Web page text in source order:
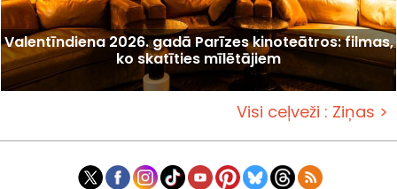
Valentīndiena 2026. gadā Parīzes kinoteātros: filmas,
ko skatīties mīlētājiem
Visi ceļveži : Ziņas >